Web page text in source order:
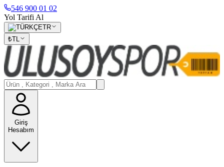
546 900 01 02
Yol Tarifi Al
TR
₺TL
Giriş
Hesabım